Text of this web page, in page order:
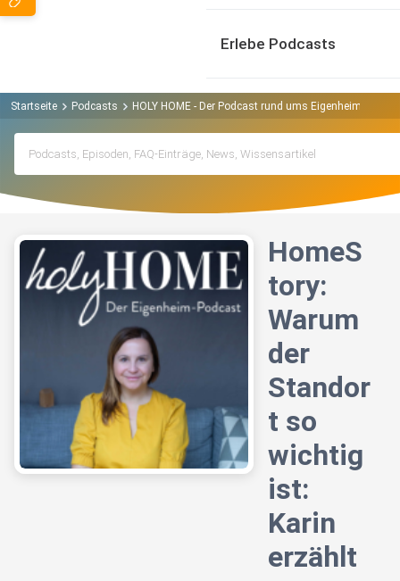
Erlebe Podcasts
Startseite Podcasts HOLY HOME - Der Podcast rund ums Eigenheim und
HomeS
tory:
Warum
der
Standor
t so
wichtig
ist:
Karin
erzählt